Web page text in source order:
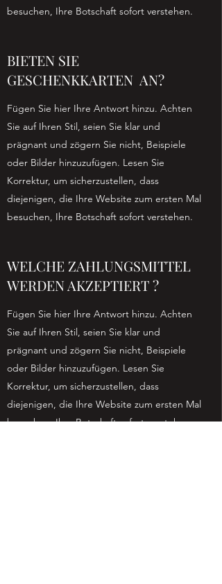
besuchen, Ihre Botschaft sofort verstehen.
BIETEN SIE
GESCHENKKARTEN AN?
Fügen Sie hier Ihre Antwort hinzu. Achten
Sie auf Ihren Stil, seien Sie klar und
prägnant und zögern Sie nicht, Beispiele
oder Bilder hinzuzufügen. Lesen Sie
Korrektur, um sicherzustellen, dass
diejenigen, die Ihre Website zum ersten Mal
besuchen, Ihre Botschaft sofort verstehen.
WELCHE ZAHLUNGSMITTEL
WERDEN AKZEPTIERT ?
Fügen Sie hier Ihre Antwort hinzu. Achten
Sie auf Ihren Stil, seien Sie klar und
prägnant und zögern Sie nicht, Beispiele
oder Bilder hinzuzufügen. Lesen Sie
Korrektur, um sicherzustellen, dass
diejenigen, die Ihre Website zum ersten Mal
besuchen, Ihre Botschaft sofort verstehen.